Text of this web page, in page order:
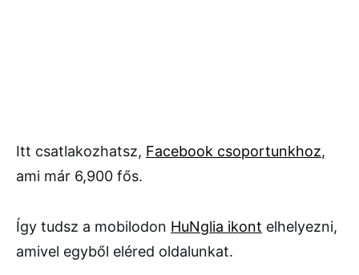
Itt csatlakozhatsz, Facebook csoportunkhoz,
ami már 6,900 fős.
Így tudsz a mobilodon HuNglia ikont elhelyezni,
amivel egyből eléred oldalunkat.